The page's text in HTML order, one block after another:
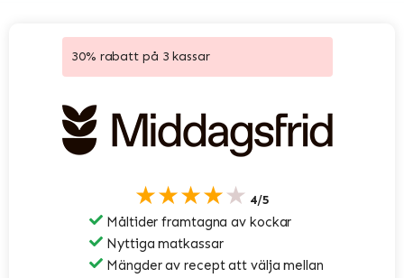
30% rabatt på 3 kassar
★★★★★ 4/5
Måltider framtagna av kockar
Nyttiga matkassar
Mängder av recept att välja mellan